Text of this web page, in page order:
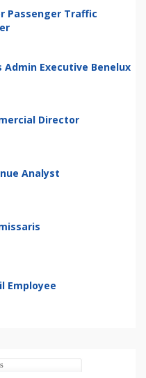
Passenger Traffic
Admin Executive Benelux
Director
Analyst
Employee